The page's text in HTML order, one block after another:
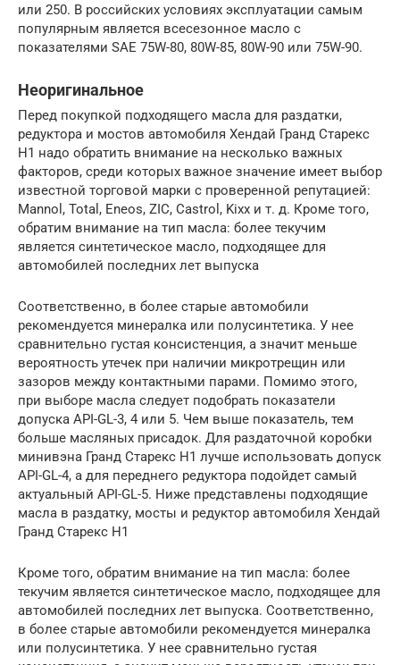
или 250. В российских условиях эксплуатации самым
популярным является всесезонное масло с
показателями SAE 75W-80, 80W-85, 80W-90 или 75W-90.
Неоригинальное
Перед покупкой подходящего масла для раздатки,
редуктора и мостов автомобиля Хендай Гранд Старекс
Н1 надо обратить внимание на несколько важных
факторов, среди которых важное значение имеет выбор
известной торговой марки с проверенной репутацией:
Mannol, Total, Eneos, ZIC, Castrol, Kixx и т. д. Кроме того,
обратим внимание на тип масла: более текучим
является синтетическое масло, подходящее для
автомобилей последних лет выпуска
Соответственно, в более старые автомобили
рекомендуется минералка или полусинтетика. У нее
сравнительно густая консистенция, а значит меньше
вероятность утечек при наличии микротрещин или
зазоров между контактными парами. Помимо этого,
при выборе масла следует подобрать показатели
допуска API-GL-3, 4 или 5. Чем выше показатель, тем
больше масляных присадок. Для раздаточной коробки
минивэна Гранд Старекс Н1 лучше использовать допуск
API-GL-4, а для переднего редуктора подойдет самый
актуальный API-GL-5. Ниже представлены подходящие
масла в раздатку, мосты и редуктор автомобиля Хендай
Гранд Старекс H1
Кроме того, обратим внимание на тип масла: более
текучим является синтетическое масло, подходящее для
автомобилей последних лет выпуска. Соответственно,
в более старые автомобили рекомендуется минералка
или полусинтетика. У нее сравнительно густая